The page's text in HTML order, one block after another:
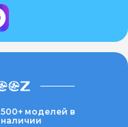
500+ моделей в
наличии